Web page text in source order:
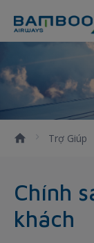
Chính
Trợ Giúp
Chính
khách